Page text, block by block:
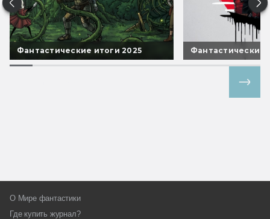
Фантастические итоги 2025 Фантастические
О Мире фантастики
Где купить журнал?